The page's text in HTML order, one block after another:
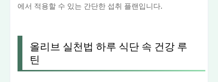
에서 적용할 수 있는 간단한 섭취 플랜입니다.
올리브 실천법 하루 식단 속 건강 루
틴